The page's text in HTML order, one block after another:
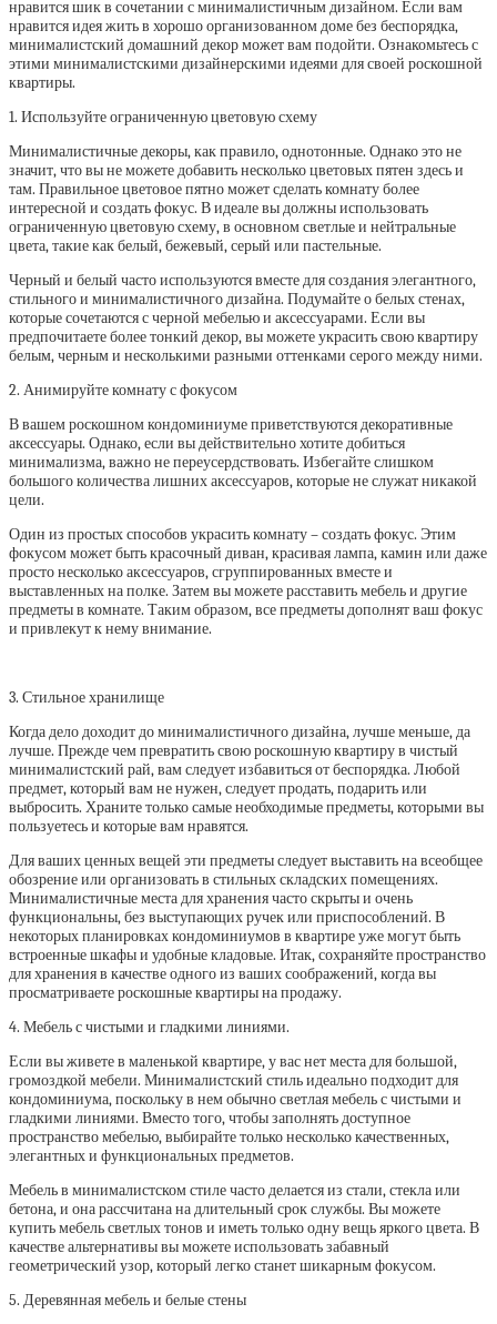
нравится шик в сочетании с минималистичным дизайном. Если вам
нравится идея жить в хорошо организованном доме без беспорядка,
минималистский домашний декор может вам подойти. Ознакомьтесь с
этими минималистскими дизайнерскими идеями для своей роскошной
квартиры.
1. Используйте ограниченную цветовую схему
Минималистичные декоры, как правило, однотонные. Однако это не
значит, что вы не можете добавить несколько цветовых пятен здесь и
там. Правильное цветовое пятно может сделать комнату более
интересной и создать фокус. В идеале вы должны использовать
ограниченную цветовую схему, в основном светлые и нейтральные
цвета, такие как белый, бежевый, серый или пастельные.
Черный и белый часто используются вместе для создания элегантного,
стильного и минималистичного дизайна. Подумайте о белых стенах,
которые сочетаются с черной мебелью и аксессуарами. Если вы
предпочитаете более тонкий декор, вы можете украсить свою квартиру
белым, черным и несколькими разными оттенками серого между ними.
2. Анимируйте комнату с фокусом
В вашем роскошном кондоминиуме приветствуются декоративные
аксессуары. Однако, если вы действительно хотите добиться
минимализма, важно не переусердствовать. Избегайте слишком
большого количества лишних аксессуаров, которые не служат никакой
цели.
Один из простых способов украсить комнату – создать фокус. Этим
фокусом может быть красочный диван, красивая лампа, камин или даже
просто несколько аксессуаров, сгруппированных вместе и
выставленных на полке. Затем вы можете расставить мебель и другие
предметы в комнате. Таким образом, все предметы дополнят ваш фокус
и привлекут к нему внимание.
3. Стильное хранилище
Когда дело доходит до минималистичного дизайна, лучше меньше, да
лучше. Прежде чем превратить свою роскошную квартиру в чистый
минималистский рай, вам следует избавиться от беспорядка. Любой
предмет, который вам не нужен, следует продать, подарить или
выбросить. Храните только самые необходимые предметы, которыми вы
пользуетесь и которые вам нравятся.
Для ваших ценных вещей эти предметы следует выставить на всеобщее
обозрение или организовать в стильных складских помещениях.
Минималистичные места для хранения часто скрыты и очень
функциональны, без выступающих ручек или приспособлений. В
некоторых планировках кондоминиумов в квартире уже могут быть
встроенные шкафы и удобные кладовые. Итак, сохраняйте пространство
для хранения в качестве одного из ваших соображений, когда вы
просматриваете роскошные квартиры на продажу.
4. Мебель с чистыми и гладкими линиями.
Если вы живете в маленькой квартире, у вас нет места для большой,
громоздкой мебели. Минималистский стиль идеально подходит для
кондоминиума, поскольку в нем обычно светлая мебель с чистыми и
гладкими линиями. Вместо того, чтобы заполнять доступное
пространство мебелью, выбирайте только несколько качественных,
элегантных и функциональных предметов.
Мебель в минималистском стиле часто делается из стали, стекла или
бетона, и она рассчитана на длительный срок службы. Вы можете
купить мебель светлых тонов и иметь только одну вещь яркого цвета. В
качестве альтернативы вы можете использовать забавный
геометрический узор, который легко станет шикарным фокусом.
5. Деревянная мебель и белые стены